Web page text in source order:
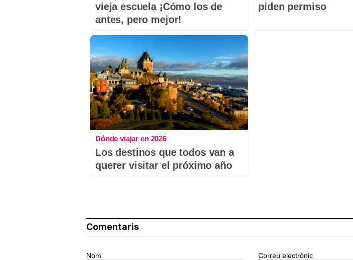
vieja escuela ¡Cómo los de
antes, pero mejor!
piden permiso
Dónde viajar en 2026
Los destinos que todos van a
querer visitar el próximo año
Comentaris
Nom Correu electrònic